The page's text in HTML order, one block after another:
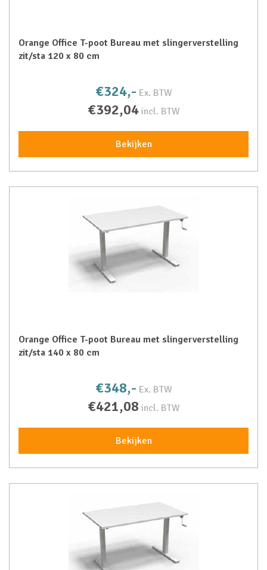
Orange Office T-poot Bureau met slingerverstelling
zit/sta 120 x 80 cm
€324,- Ex. BTW
€392,04 incl. BTW
Bekijken
Orange Office T-poot Bureau met slingerverstelling
zit/sta 140 x 80 cm
€348,- Ex. BTW
€421,08 incl. BTW
Bekijken